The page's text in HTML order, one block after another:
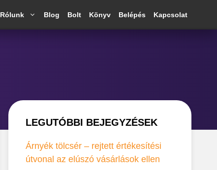
Rólunk Blog Bolt Könyv Belépés Kapcsolat
LEGUTÓBBI BEJEGYZÉSEK
Árnyék tölcsér – rejtett értékesítési
útvonal az elúszó vásárlások ellen